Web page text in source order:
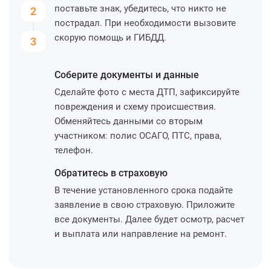
2
3
поставьте знак, убедитесь, что никто не
пострадал. При необходимости вызовите
скорую помощь и ГИБДД.
Соберите документы и данные
Сделайте фото с места ДТП, зафиксируйте
повреждения и схему происшествия.
Обменяйтесь данными со вторым
участником: полис ОСАГО, ПТС, права,
телефон.
Обратитесь в страховую
В течение установленного срока подайте
заявление в свою страховую. Приложите
все документы. Далее будет осмотр, расчет
и выплата или направление на ремонт.